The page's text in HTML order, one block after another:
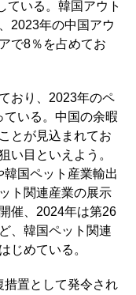
ている。韓国アウト
2023年の中国アウ
で8％を占めてお
おり、2023年のペ
ている。中国の余暇
とが見込まれてお
い目といえよう。
国ペット産業輸出
ト関連産業の展示
催、2024年は第26
、韓国ペット関連
じめている。
置として発令され